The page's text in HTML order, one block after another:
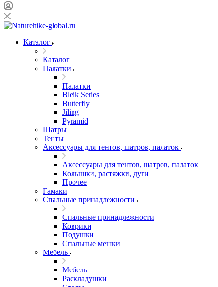
Каталог
Каталог
Палатки
Палатки
Bleik Series
Butterfly
Jiling
Pyramid
Шатры
Тенты
Аксессуары для тентов, шатров, палаток
Аксессуары для тентов, шатров, палаток
Колышки, растяжки, дуги
Прочее
Гамаки
Спальные принадлежности
Спальные принадлежности
Коврики
Подушки
Спальные мешки
Мебель
Мебель
Раскладушки